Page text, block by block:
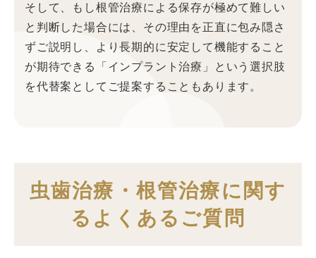
そして、もし根管治療による保存が極めて難しい
と判断した場合には、その理由を正直に包み隠さ
ずご説明し、より長期的に安定して機能すること
が期待できる「インプラント治療」という選択肢
を代替案としてご提案することもあります。
虫歯治療・根管治療に関す
るよくあるご質問